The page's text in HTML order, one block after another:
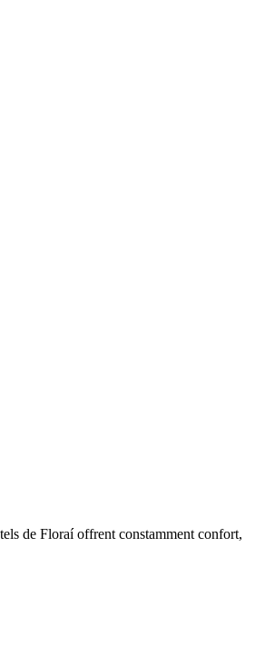
de Floraí offrent constamment confort,